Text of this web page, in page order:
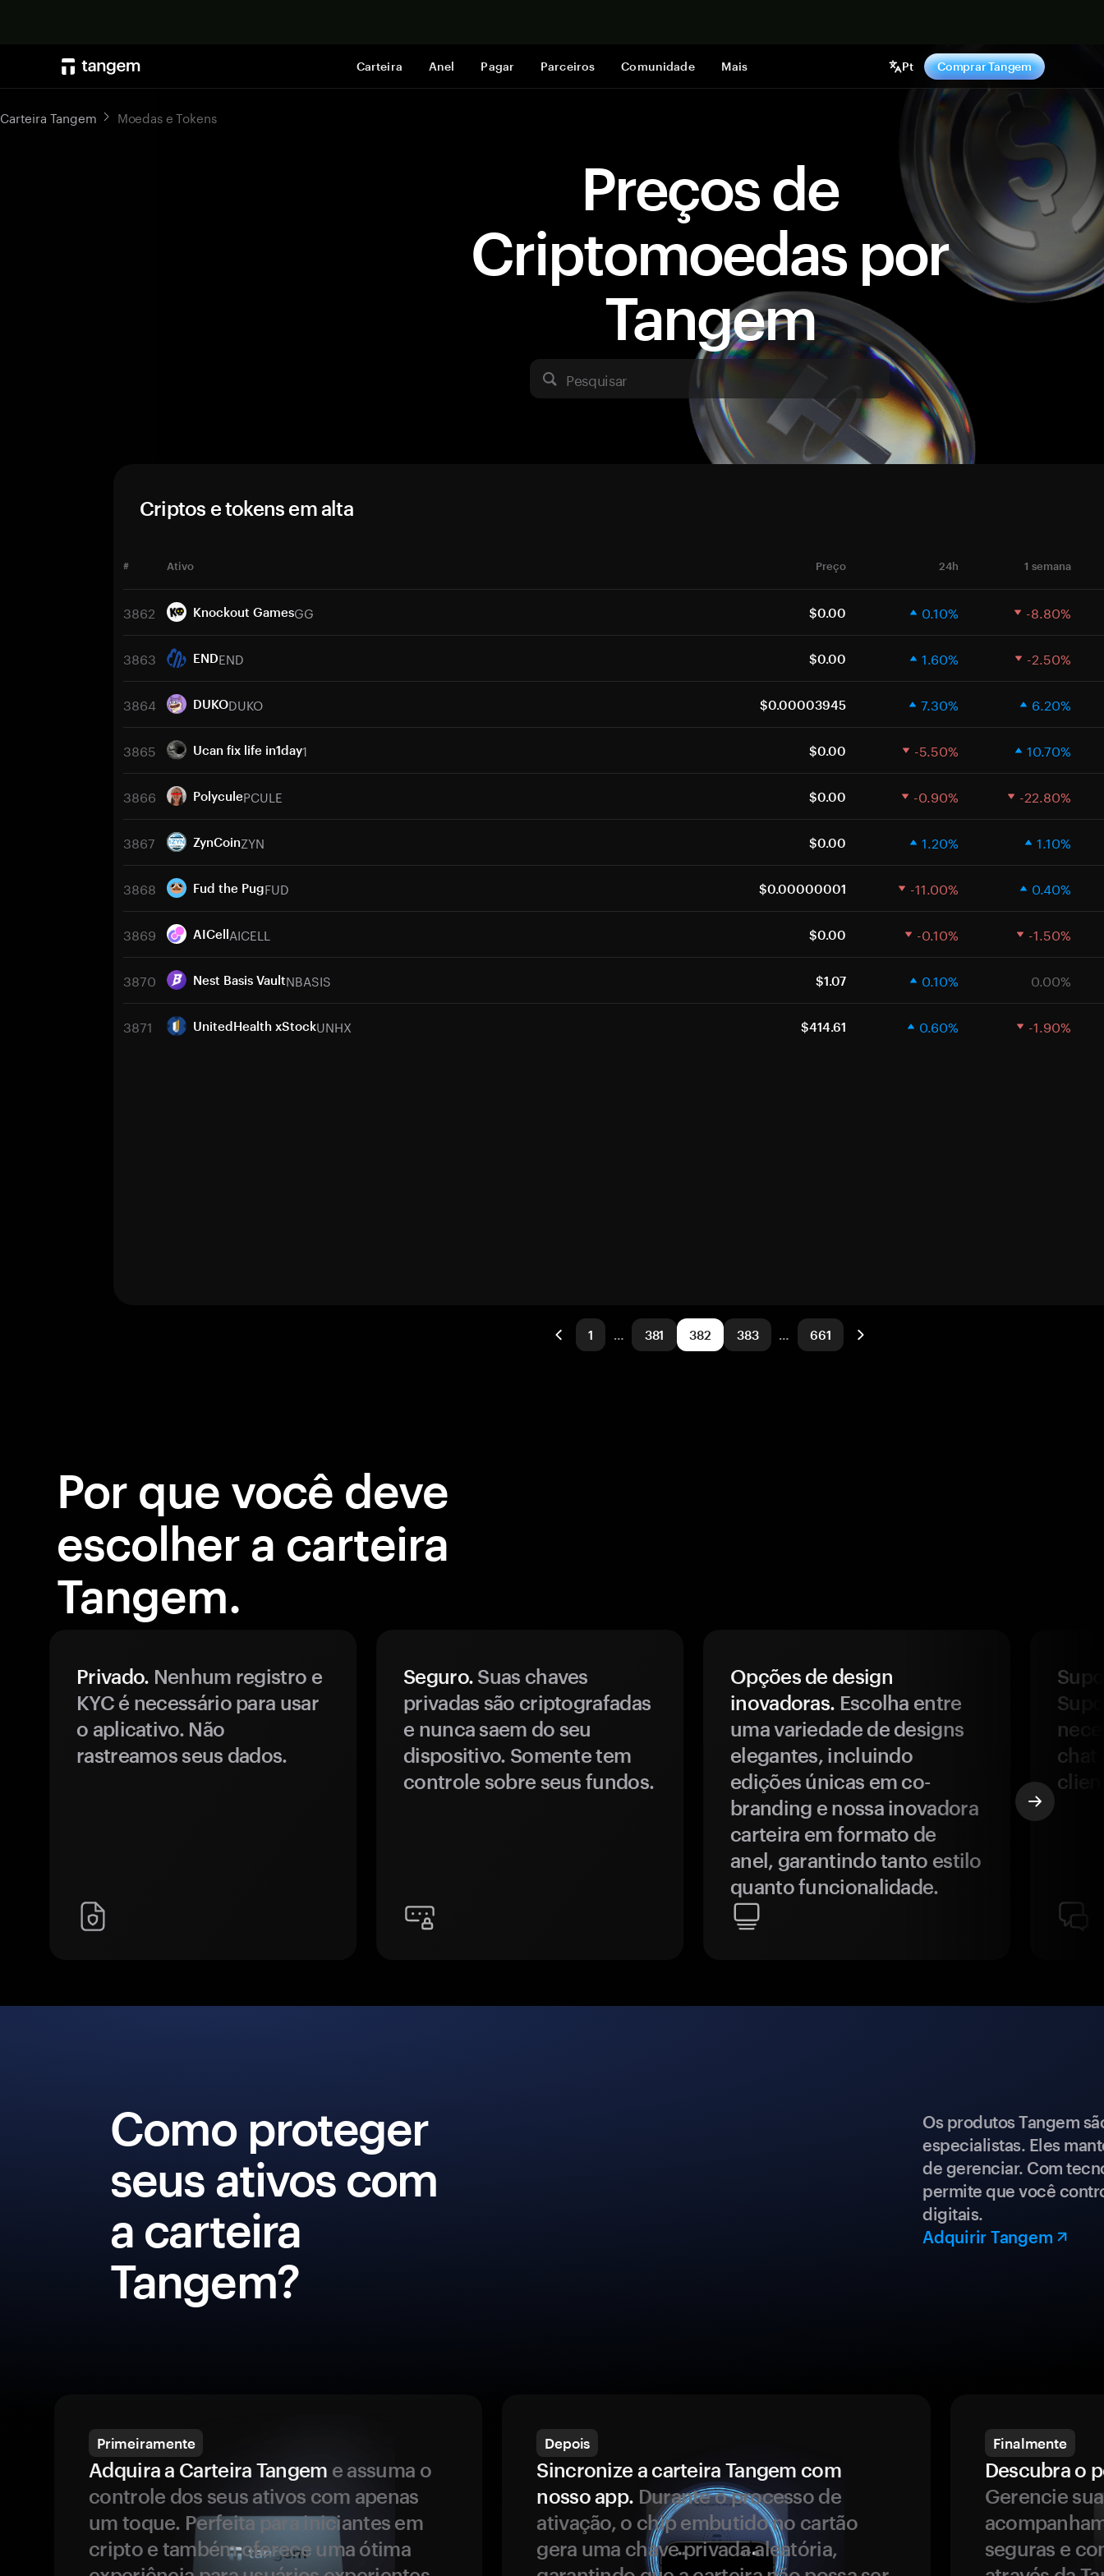
Carteira Anel Pagar Parceiros Comunidade Mais Pt Comprar Tangem
Preços de
Criptomoedas por
Tangem
Pesquisar
Carteira Tangem Moedas e Tokens
Criptos e tokens em alta
# Ativo Preço 24h 1 semana
3862 Knockout GamesGG $0.00 0.10% -8.80%
3863 ENDEND $0.00 1.60% -2.50%
3864 DUKODUKO $0.00003945 7.30% 6.20%
3865 Ucan fix life in1day1 $0.00 -5.50% 10.70%
3866 PolyculePCULE $0.00 -0.90% -22.80%
3867 ZynCoinZYN $0.00 1.20% 1.10%
3868 Fud the PugFUD $0.00000001 -11.00% 0.40%
3869 AICellAICELL $0.00 -0.10% -1.50%
3870 Nest Basis VaultNBASIS $1.07 0.10% 0.00%
3871 UnitedHealth xStockUNHX $414.61 0.60% -1.90%
1 … 381 382 383 … 661
Por que você deve
escolher a carteira
Tangem.
Privado. Nenhum registro e
KYC é necessário para usar
o aplicativo. Não
rastreamos seus dados.
Seguro. Suas chaves
privadas são criptografadas
e nunca saem do seu
dispositivo. Somente tem
controle sobre seus fundos.
Opções de design
inovadoras. Escolha entre
uma variedade de designs
elegantes, incluindo
edições únicas em co-
branding e nossa inovadora
carteira em formato de
anel, garantindo tanto estilo
quanto funcionalidade.
chat
Como proteger
seus ativos com
a carteira
Tangem?
Os produtos Tangem
especialistas. Eles
de gerenciar. Com
permite que você
digitais.
Adquirir Tangem
Primeiramente
Adquira a Carteira Tangem e assuma o
controle dos seus ativos com apenas
um toque. Perfeita para iniciantes em
cripto e também oferece uma ótima
Depois
Sincronize a carteira Tangem com
nosso app. Durante o processo de
ativação, o chip embutido no cartão
gera uma chave privada aleatória,
Finalmente
Descubra o
Gerencie
seguras e